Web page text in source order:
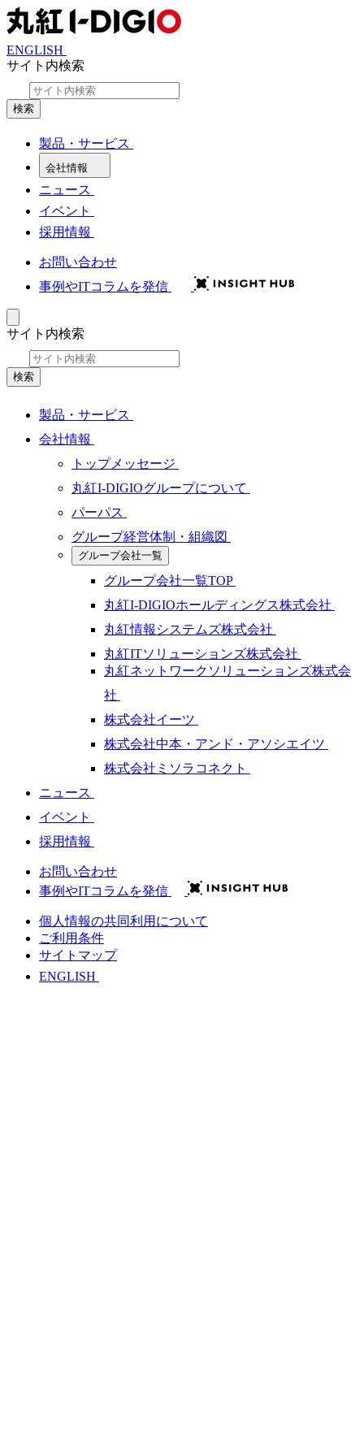
ENGLISH
サイト内検索
検索
製品・サービス
会社情報
ニュース
イベント
採用情報
お問い合わせ
事例やITコラムを発信
サイト内検索
検索
製品・サービス
会社情報
トップメッセージ
丸紅I-DIGIOグループについて
パーパス
グループ経営体制・組織図
グループ会社一覧
グループ会社一覧TOP
丸紅I-DIGIOホールディングス株式会社
丸紅情報システムズ株式会社
丸紅ITソリューションズ株式会社
丸紅ネットワークソリューションズ株式会
社
株式会社イーツ
株式会社中本・アンド・アソシエイツ
株式会社ミソラコネクト
ニュース
イベント
採用情報
お問い合わせ
事例やITコラムを発信
個人情報の共同利用について
ご利用条件
サイトマップ
ENGLISH